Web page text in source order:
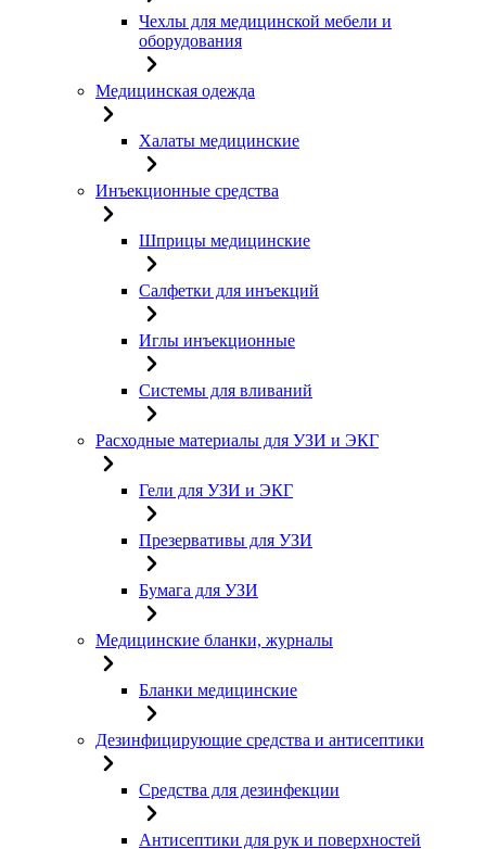
Чехлы для медицинской мебели и
оборудования
Медицинская одежда
Халаты медицинские
Инъекционные средства
Шприцы медицинские
Салфетки для инъекций
Иглы инъекционные
Системы для вливаний
Расходные материалы для УЗИ и ЭКГ
Гели для УЗИ и ЭКГ
Презервативы для УЗИ
Бумага для УЗИ
Медицинские бланки, журналы
Бланки медицинские
Дезинфицирующие средства и антисептики
Средства для дезинфекции
Антисептики для рук и поверхностей